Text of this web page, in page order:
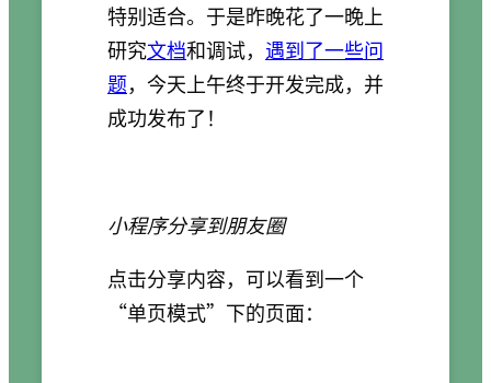
特别适合。于是昨晚花了一晚上
研究文档和调试， 遇到了一些问
题，今天上午终于开发完成，并
成功发布了！
小程序分享到朋友圈
点击分享内容，可以看到一个
“单页模式”下的页面：